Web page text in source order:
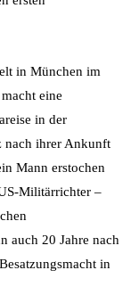
in München im
eine
in der
nach ihrer Ankunft
Mann erstochen
Militärrichter –
auch 20 Jahre nach
in